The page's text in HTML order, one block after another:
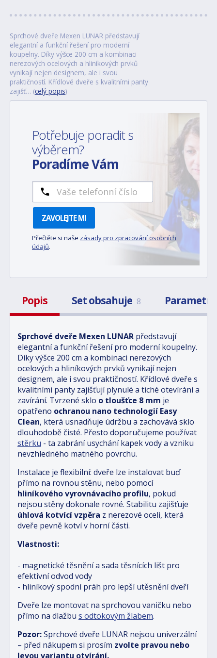
Sprchové dveře Mexen LUNAR představují
elegantní a funkční řešení pro moderní
koupelny. Díky výšce 200 cm a kombinaci
nerezových ocelových a hliníkových prvků
vynikají nejen designem, ale i svou
praktičností. Křídlové dveře s kvalitními panty
zajišť… (celý popis)
Potřebuje poradit s
výběrem?
Poradíme Vám
ZAVOLEJTE MI
Přečtěte si naše zásady pro zpracování osobních
údajů.
Popis Set obsahuje 8 Parametry
Sprchové dveře Mexen LUNAR představují
elegantní a funkční řešení pro moderní koupelny.
Díky výšce 200 cm a kombinaci nerezových
ocelových a hliníkových prvků vynikají nejen
designem, ale i svou praktičností. Křídlové dveře s
kvalitními panty zajišťují plynulé a tiché otevírání a
zavírání. Tvrzené sklo o tloušťce 8 mm je
opatřeno ochranou nano technologií Easy
Clean, která usnadňuje údržbu a zachovává sklo
dlouhodobě čisté. Přesto doporučujeme používat
stěrku - ta zabrání usychání kapek vody a vzniku
nevzhledného matného povrchu.
Instalace je flexibilní: dveře lze instalovat buď
přímo na rovnou stěnu, nebo pomocí
hliníkového vyrovnávacího profilu, pokud
nejsou stěny dokonale rovné. Stabilitu zajišťuje
úhlová kotvící vzpěra z nerezové oceli, která
dveře pevně kotví v horní části.
Vlastnosti:
- magnetické těsnění a sada těsnících lišt pro
efektivní odvod vody
- hliníkový spodní práh pro lepší utěsnění dveří
Dveře lze montovat na sprchovou vaničku nebo
přímo na dlažbu s odtokovým žlabem.
Pozor:Sprchové dveře LUNAR nejsou univerzální
– před nákupem si prosím zvolte pravou nebo
levou variantu otvírání.